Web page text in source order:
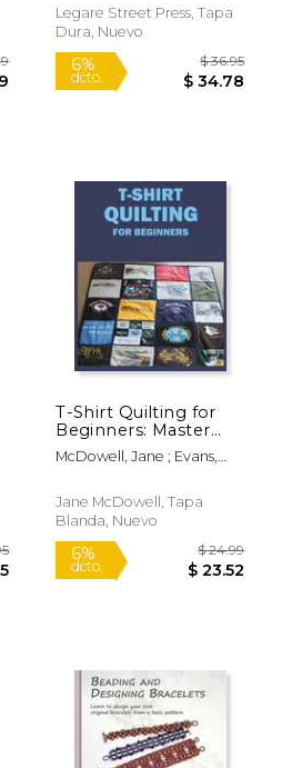
15%
dcto.
History, Archæology,
and of the Collections
Inglés)
Legare Street Press, Tapa
Dura, Nuevo
T-Shirt Quilting for
Beginners: Master
the Art of Crafting T-
shirt Quilts (en Inglés)
McDowell, Jane ; Evans,
Jane McDowell, Tapa
Blanda, Nuevo